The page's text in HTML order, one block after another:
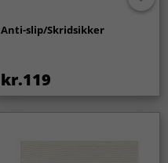
Anti-slip/Skridsikker
kr.119